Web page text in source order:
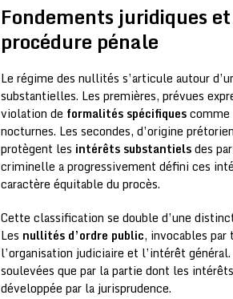
Fondements juridiques
procédure pénale
Le régime des nullités s’articule autour
substantielles. Les premières, prévues
violation de formalités spécifiques
nocturnes. Les secondes, d’origine
protègent les intérêts substantielsdes
criminelle a progressivement défini ces
caractère équitable du procès.
Cette classification se double d’une
Les nullités d’ordre public, invocables
l’organisation judiciaire et l’intérêt général.
soulevées que par la partie dont les
développée par la jurisprudence.